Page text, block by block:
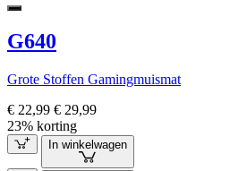
G640
Grote Stoffen Gamingmuismat
€ 22,99 € 29,99
23% korting
In winkelwagen